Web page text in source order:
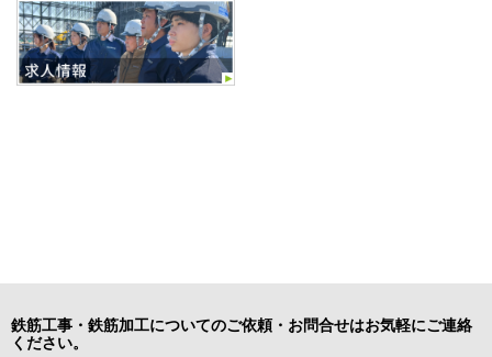
鉄筋工事・鉄筋加工についてのご依頼・お問合せはお気軽にご連絡
ください。